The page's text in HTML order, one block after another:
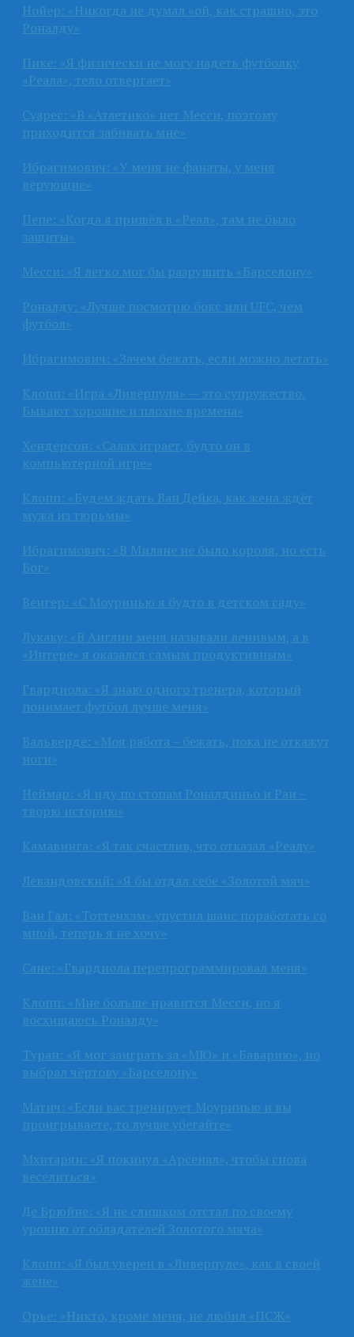
Нойер: «Никогда не думал «ой, как страшно, это
Роналду»
Пике: «Я физически не могу надеть футболку
«Реала», тело отвергает»
Суарес: «В «Атлетико» нет Месси, поэтому
приходится забивать мне»
Ибрагимович: «У меня не фанаты, у меня
верующие»
Пепе: «Когда я пришёл в «Реал», там не было
защиты»
Месси: «Я легко мог бы разрушить «Барселону»
Роналду: «Лучше посмотрю бокс или UFC, чем
футбол»
Ибрагимович: «Зачем бежать, если можно летать»
Клопп: «Игра «Ливерпуля» — это супружество.
Бывают хорошие и плохие времена»
Хендерсон: «Салах играет, будто он в
компьютерной игре»
Клопп: «Будем ждать Ван Дейка, как жена ждёт
мужа из тюрьмы»
Ибрагимович: «В Милане не было короля, но есть
Бог»
Венгер: «С Моуринью я будто в детском саду»
Лукаку: «В Англии меня называли ленивым, а в
«Интере» я оказался самым продуктивным»
Гвардиола: «Я знаю одного тренера, который
понимает футбол лучше меня»
Вальверде: «Моя работа – бежать, пока не откажут
ноги»
Неймар: «Я иду по стопам Роналдиньо и Раи –
творю историю»
Камавинга: «Я так счастлив, что отказал «Реалу»
Левандовский: «Я бы отдал себе «Золотой мяч»
Ван Гал: «Тоттенхэм» упустил шанс поработать со
мной, теперь я не хочу»
Сане: «Гвардиола перепрограммировал меня»
Клопп: «Мне больше нравится Месси, но я
восхищаюсь Роналду»
Туран: «Я мог заиграть за «МЮ» и «Баварию», но
выбрал чёртову «Барселону»
Матич: «Если вас тренирует Моуринью и вы
проигрываете, то лучше убегайте»
Мхитарян: «Я покинул «Арсенал», чтобы снова
веселиться»
Де Брюйне: «Я не слишком отстал по своему
уровню от обладателей Золотого мяча»
Клопп: «Я был уверен в «Ливерпуле», как в своей
жене»
Орье: «Никто, кроме меня, не любил «ПСЖ»